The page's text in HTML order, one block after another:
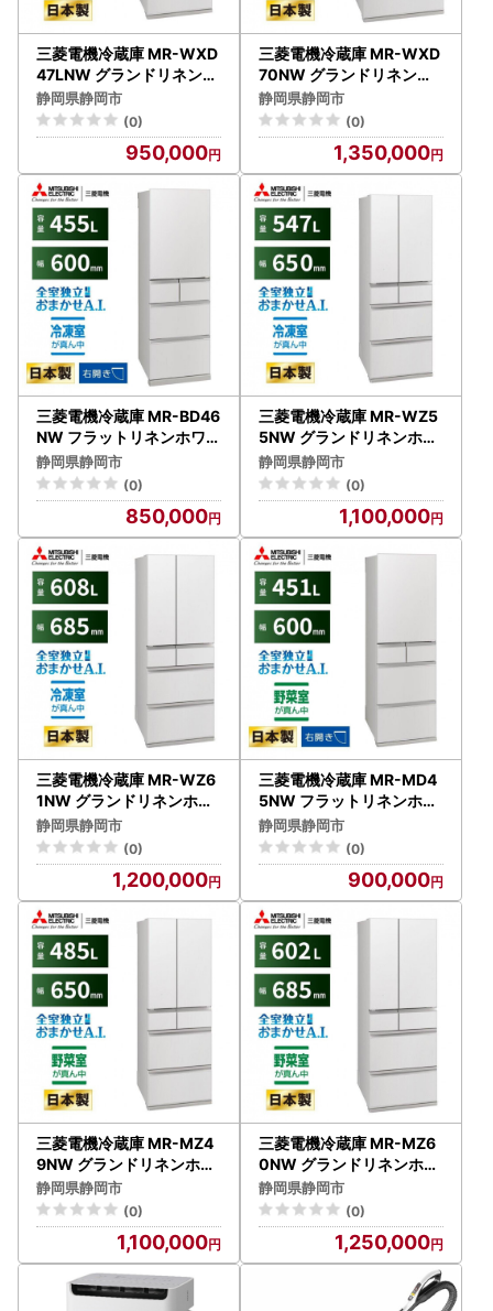
三菱電機冷蔵庫 MR-WXD
47LNW グランドリネンホ
ワイト 6ドア 観音開き 標
準設置付【沖縄・離島・一
部山間地域:配送不可】冷
凍庫 冷蔵 冷凍 家電 家電製
品 電化製品 キッチン家電
家庭用
静岡県静岡市
(0)
950,000
三菱電機冷蔵庫 MR-WXD
70NW グランドリネンホ
ワイト 6ドア 観音開き 標
準設置付【沖縄・離島・一
部山間地域:配送不可】冷
凍庫 冷蔵 冷凍 家電 家電製
品 電化製品 キッチン家電
家庭用
静岡県静岡市
(0)
1,350,000
三菱電機冷蔵庫 MR-BD46
NW フラットリネンホワイ
ト 5ドア 片開き 標準設置
付【沖縄・離島・一部山間
地域：配送不可】冷凍庫
冷蔵 冷凍 家電 家電製品 電
化製品 キッチン家電 家庭
用
静岡県静岡市
(0)
850,000
三菱電機冷蔵庫 MR-WZ5
5NW グランドリネンホワ
イト 6ドア 観音開き 標準
設置付【沖縄・離島・一部
山間地域:配送不可】冷凍
庫 冷蔵 冷凍 家電 家電製品
電化製品 キッチン家電 家
庭用
静岡県静岡市
(0)
1,100,000
三菱電機冷蔵庫 MR-WZ6
1NW グランドリネンホワ
イト 6ドア 観音開き 標準
設置付【沖縄・離島・一部
山間地域:配送不可】冷凍
庫 冷蔵 冷凍 家電 家電製品
電化製品 キッチン家電 家
庭用
静岡県静岡市
(0)
1,200,000
三菱電機冷蔵庫 MR-MD4
5NW フラットリネンホワ
イト 5ドア 片開き 標準設
置付【沖縄・離島・一部山
間地域:配送不可】 冷凍庫
冷蔵 冷凍 家電 家電製品 電
化製品 キッチン家電 家庭
用
静岡県静岡市
(0)
900,000
三菱電機冷蔵庫 MR-MZ4
9NW グランドリネンホワ
イト 6ドア 観音開き 標準
設置付【沖縄・離島・一部
山間地域:配送不可】冷凍
庫 冷蔵 冷凍 家電 家電製品
電化製品 キッチン家電 家
静岡県静岡市
(0)
1,100,000
三菱電機冷蔵庫 MR-MZ6
0NW グランドリネンホワ
イト 6ドア 観音開き 標準
設置付【沖縄・離島・一部
山間地域：配送不可】冷凍
庫 冷蔵 冷凍 家電 家電製品
電化製品 キッチン家電 家
静岡県静岡市
(0)
1,250,000